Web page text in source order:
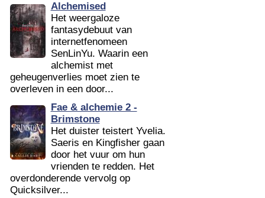
Alchemised
Het weergaloze
fantasydebuut van
internetfenomeen
SenLinYu. Waarin een
alchemist met
geheugenverlies moet zien te
overleven in een door...
Fae & alchemie 2 -
Brimstone
Het duister teistert Yvelia.
Saeris en Kingfisher gaan
door het vuur om hun
vrienden te redden. Het
overdonderende vervolg op
Quicksilver...